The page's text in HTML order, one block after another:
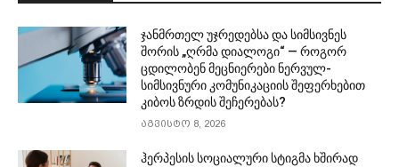
ჯანმრთელ უჯრედებსა და სიმსივნეს
შორის „ღრმა დიალოგი“ — როგორ
ცდილობენ მეცნიერები ნერვულ-
სიმსივნური კომუნიკაციის შეფერხებით
კიბოს ზრდის შეჩერებას?
აგვისტო 8, 2026
ჰერპესის სოციალური სტიგმა ხშირად